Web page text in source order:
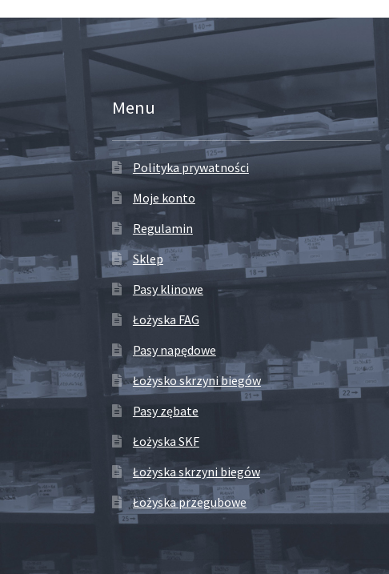
Menu
Polityka prywatności
Moje konto
Regulamin
Sklep
Pasy klinowe
Łożyska FAG
Pasy napędowe
Łożysko skrzyni biegów
Pasy zębate
Łożyska SKF
Łożyska skrzyni biegów
Łożyska przegubowe